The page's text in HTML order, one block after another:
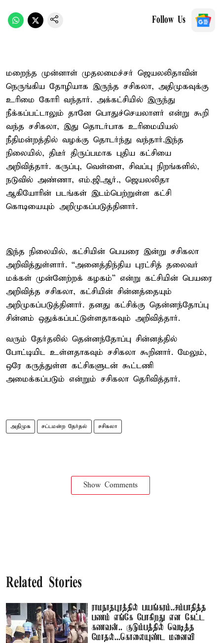
Follow Us
மறைந்த முன்னாள் முதலமைச்சர் ஜெயலலிதாவின்
நெருங்கிய தோழியாக இருந்த சசிகலா, அதிமுகவுக்கு
உரிமை கோரி வந்தார். அக்கட்சியில் இருந்து
நீக்கப்பட்டாலும் தானே பொதுச்செயலாளர் என்று கூறி
வந்த சசிகலா, இது தொடர்பாக உரிமையியல்
நீதிமன்றத்தில் வழக்கு தொடர்ந்து வந்தார்.இந்த
நிலையில், திடீர் திருப்பமாக புதிய கட்சியை
அறிவித்தார். கருப்பு, வெள்ளை, சிவப்பு நிறங்களில்,
நடுவில் அண்ணா, எம்.ஜி.ஆர்., ஜெயலலிதா
ஆகியோரின் படங்கள் இடம்பெற்றுள்ள கட்சி
கொடியையும் அறிமுகப்படுத்தினார்.
இந்த நிலையில், கட்சியின் பெயரை இன்று சசிகலா
அறிவித்துள்ளார். “அனைத்திந்திய புரட்சித் தலைவர்
மக்கள் முன்னேற்றக் கழகம்” என்று கட்சியின் பெயரை
அறிவித்த சசிகலா, கட்சியின் சின்னத்தையும்
அறிமுகப்படுத்தினார். தனது கட்சிக்கு தென்னந்தோப்பு
சின்னம் ஒதுக்கப்பட்டுள்ளதாகவும் அறிவித்தார்.
வரும் தேர்தலில் தென்னந்தோப்பு சின்னத்தில்
போட்டியிட உள்ளதாகவும் சசிகலா கூறினார். மேலும்,
ஒரே கருத்துள்ள கட்சிகளுடன் கூட்டணி
அமைக்கப்படும் என்றும் சசிகலா தெரிவித்தார்.
அதிமுக சட்டமன்ற தேர்தல் சசிகலா
Show Comments
Related Stories
ராமநாதபுரத்தில் பயங்கரம்..சம்பாதித்த
பணம் எங்கே போகிறது என கேட்ட
கணவன்.. குடும்பத்தில் வெடித்த
மோதல்...கொலையுண்ட மனைவி